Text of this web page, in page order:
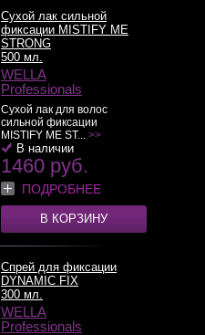
Сухой лак сильной
фиксации MISTIFY ME
STRONG
500 мл.
WELLA
Professionals
Сухой лак для волос
сильной фиксации
MISTIFY ME ST... >>
В наличии
1460 руб.
ПОДРОБНЕЕ
В КОРЗИНУ
Спрей для фиксации
DYNAMIC FIX
300 мл.
WELLA
Professionals